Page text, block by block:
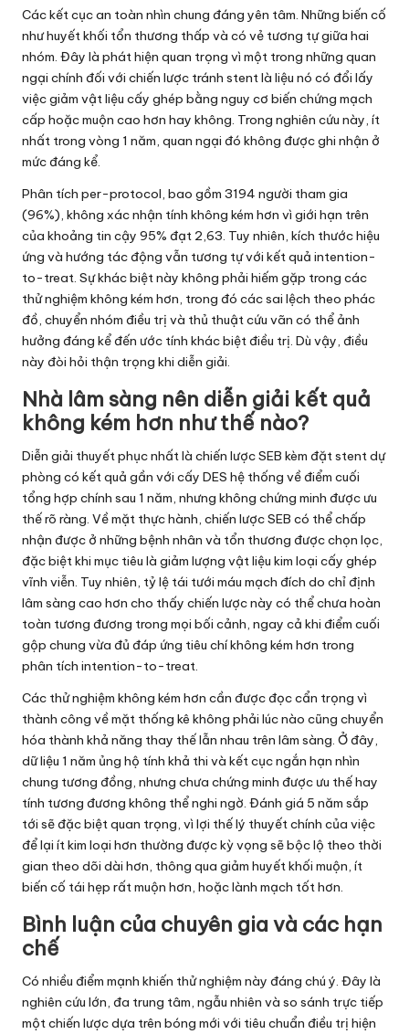
Các kết cục an toàn nhìn chung đáng yên tâm. Những biến cố
như huyết khối tổn thương thấp và có vẻ tương tự giữa hai
nhóm. Đây là phát hiện quan trọng vì một trong những quan
ngại chính đối với chiến lược tránh stent là liệu nó có đổi lấy
việc giảm vật liệu cấy ghép bằng nguy cơ biến chứng mạch
cấp hoặc muộn cao hơn hay không. Trong nghiên cứu này, ít
nhất trong vòng 1 năm, quan ngại đó không được ghi nhận ở
mức đáng kể.
Phân tích per-protocol, bao gồm 3194 người tham gia
(96%), không xác nhận tính không kém hơn vì giới hạn trên
của khoảng tin cậy 95% đạt 2,63. Tuy nhiên, kích thước hiệu
ứng và hướng tác động vẫn tương tự với kết quả intention-
to-treat. Sự khác biệt này không phải hiếm gặp trong các
thử nghiệm không kém hơn, trong đó các sai lệch theo phác
đồ, chuyển nhóm điều trị và thủ thuật cứu vãn có thể ảnh
hưởng đáng kể đến ước tính khác biệt điều trị. Dù vậy, điều
này đòi hỏi thận trọng khi diễn giải.
Nhà lâm sàng nên diễn giải kết quả
không kém hơn như thế nào?
Diễn giải thuyết phục nhất là chiến lược SEB kèm đặt stent dự
phòng có kết quả gần với cấy DES hệ thống về điểm cuối
tổng hợp chính sau 1 năm, nhưng không chứng minh được ưu
thế rõ ràng. Về mặt thực hành, chiến lược SEB có thể chấp
nhận được ở những bệnh nhân và tổn thương được chọn lọc,
đặc biệt khi mục tiêu là giảm lượng vật liệu kim loại cấy ghép
vĩnh viễn. Tuy nhiên, tỷ lệ tái tưới máu mạch đích do chỉ định
lâm sàng cao hơn cho thấy chiến lược này có thể chưa hoàn
toàn tương đương trong mọi bối cảnh, ngay cả khi điểm cuối
gộp chung vừa đủ đáp ứng tiêu chí không kém hơn trong
phân tích intention-to-treat.
Các thử nghiệm không kém hơn cần được đọc cẩn trọng vì
thành công về mặt thống kê không phải lúc nào cũng chuyển
hóa thành khả năng thay thế lẫn nhau trên lâm sàng. Ở đây,
dữ liệu 1 năm ủng hộ tính khả thi và kết cục ngắn hạn nhìn
chung tương đồng, nhưng chưa chứng minh được ưu thế hay
tính tương đương không thể nghi ngờ. Đánh giá 5 năm sắp
tới sẽ đặc biệt quan trọng, vì lợi thế lý thuyết chính của việc
để lại ít kim loại hơn thường được kỳ vọng sẽ bộc lộ theo thời
gian theo dõi dài hơn, thông qua giảm huyết khối muộn, ít
biến cố tái hẹp rất muộn hơn, hoặc lành mạch tốt hơn.
Bình luận của chuyên gia và các hạn
chế
Có nhiều điểm mạnh khiến thử nghiệm này đáng chú ý. Đây là
nghiên cứu lớn, đa trung tâm, ngẫu nhiên và so sánh trực tiếp
một chiến lược dựa trên bóng mới với tiêu chuẩn điều trị hiện